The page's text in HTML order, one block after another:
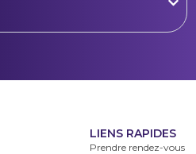
LIENS RAPIDES
Prendre rendez-vous